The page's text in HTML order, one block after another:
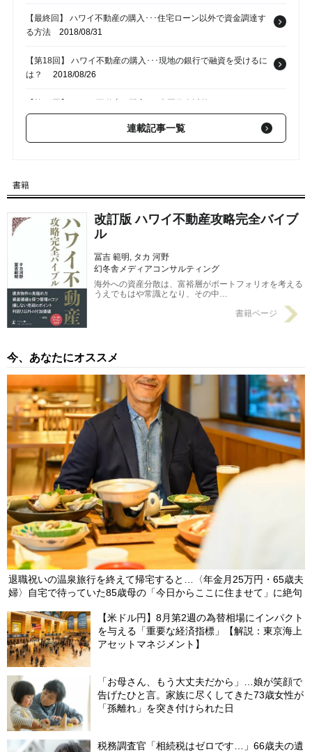
【最終回】 ハワイ不動産の購入･･･住宅ローン以外で資金調達す
る方法 2018/08/31
【第18回】 ハワイ不動産の購入･･･現地の銀行で融資を受けるに
は？
2018/08/26
【第17回】 ハワイ不動産の購入･･･売買代金以外にかかるコスト
とは？2018/08/24
【第15回】 単独所有、共有だけじゃない!? ハワイ不動産の「所
【第14回】 ハワイ不動産の購入･･･契約書に記載する「取り決
め」の具体例2018/08/12
連載記事一覧
書籍
改訂版 ハワイ不動産攻略完全バイブ
ル
冨吉 範明, タカ 河野
幻冬舎メディアコンサルティング
海外への資産分散は、富裕層がポートフォリオを考える
うえでもはや常識となり、その中…
書籍ページ
今、あなたにオススメ
退職祝いの温泉旅行を終えて帰宅すると…〈年金月25万円・65歳夫
婦〉自宅で待っていた85歳母の「今日からここに住ませて」に絶句
【米ドル円】8月第2週の為替相場にインパクト
を与える「重要な経済指標」【解説：東京海上
アセットマネジメント】
「お母さん、もう大丈夫だから」…娘が笑顔で
告げたひと言。家族に尽くしてきた73歳女性が
「孫離れ」を突き付けられた日
税務調査官「相続税はゼロです…」66歳夫の遺